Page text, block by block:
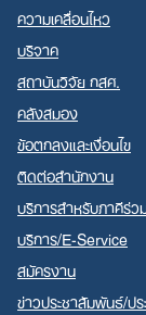
ความเคลื่อนไหว
บริจาค
สถาบันวิจัย กสศ.
คลังสมอง
ข้อตกลงและเงื่อนไข
ติดต่อสำนักงาน
บริการสำหรับภาคีร่ว
บริการ/E-Service
สมัครงาน
ข่าวประชาสัมพันธ์/ป